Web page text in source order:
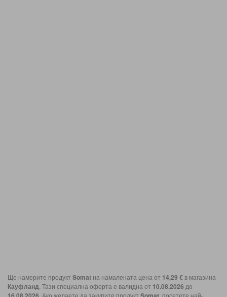
Ще намерите продукт Somat на намалената цена от 14,29 € в магазина
Кауфланд. Тази специална оферта е валидна от 10.08.2026 до